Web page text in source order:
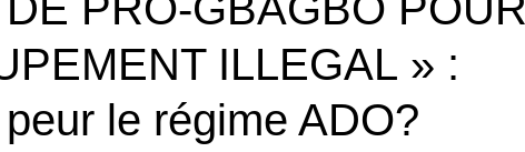
ILLEGAL » :
le régime ADO?